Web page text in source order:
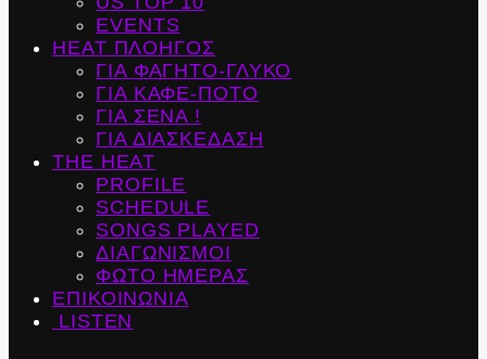
EVENTS
ΗΕΑΤ ΠΛΟΗΓΟΣ
ΓΙΑ ΦΑΓΗΤΟ-ΓΛΥΚΟ
ΓΙΑ ΚΑΦΕ-ΠΟΤΟ
ΓΙΑ ΣΕΝΑ !
ΓΙΑ ΔΙΑΣΚΕΔΑΣΗ
THE HEAT
PROFILE
SCHEDULE
SONGS PLAYED
ΔΙΑΓΩΝΙΣΜΟΙ
ΦΩΤΟ ΗΜΕΡΑΣ
ΕΠΙΚΟΙΝΩΝΙΑ
LISTEN